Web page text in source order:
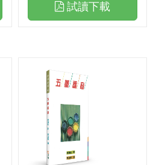
試讀下載